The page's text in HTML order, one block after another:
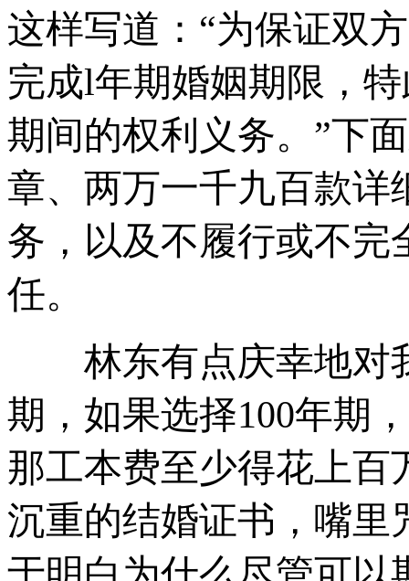
这样写道：“为保证双
完成l年期婚姻期限，
期间的权利义务。”下
章、两万一千九百款详
务，以及不履行或不完
任。
林东有点庆幸地对
期，如果选择100年期
那工本费至少得花上百
沉重的结婚证书，嘴里